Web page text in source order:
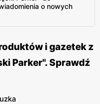
o nowych
i gazetek z
Parker". Sprawdź